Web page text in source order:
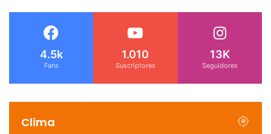
4.5k
Fans
1.010
Suscriptores
13K
Seguidores
Clima